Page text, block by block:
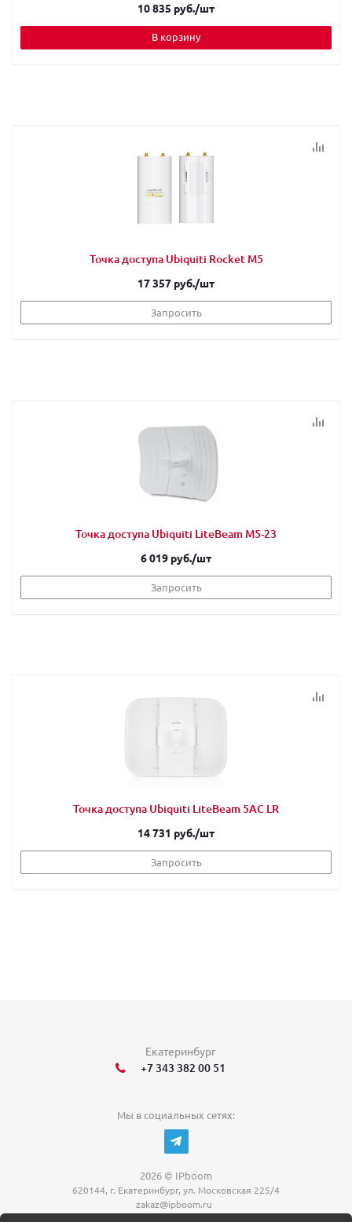
10 835 руб./шт
В корзину
Точка доступа Ubiquiti Rocket M5
17 357 руб./шт
Запросить
Точка доступа Ubiquiti LiteBeam M5-23
6 019 руб./шт
Запросить
Точка доступа Ubiquiti LiteBeam 5AC LR
14 731 руб./шт
Запросить
Екатеринбург
+7 343 382 00 51
Мы в социальных сетях:
2026 © IPboom
620144, г. Екатеринбург, ул. Московская 225/4
zakaz@ipboom.ru